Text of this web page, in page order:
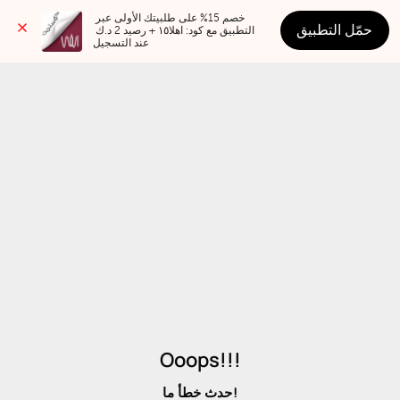
عند التسجيل
حمّل التطبيق
Ooops!!!
حدث خطأ ما!